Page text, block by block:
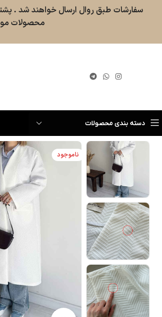
دسته بندی محصولات
ناموجود
محصولات